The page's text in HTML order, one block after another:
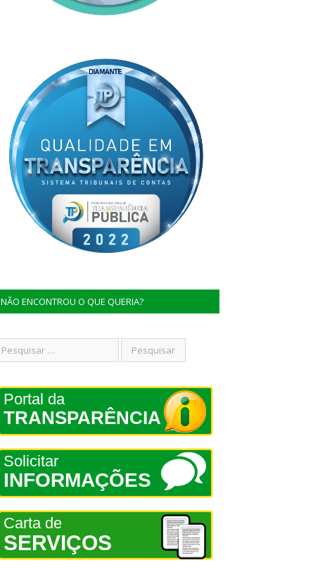
NÃO ENCONTROU O QUE QUERIA?
Portal da
TRANSPARÊNCIA
Solicitar
INFORMAÇÕES
Carta de
SERVIÇOS